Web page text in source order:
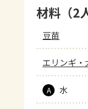
材料（2
豆苗
エリンギ・
A 水